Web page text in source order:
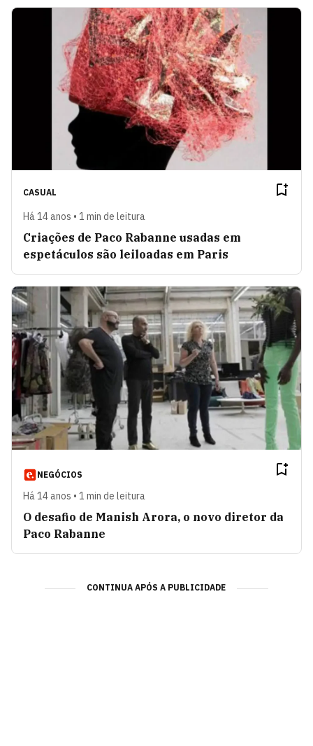
CASUAL
Há 14 anos • 1 min de leitura
Criações de Paco Rabanne usadas em
espetáculos são leiloadas em Paris
NEGÓCIOS
Há 14 anos • 1 min de leitura
O desafio de Manish Arora, o novo diretor da
Paco Rabanne
CONTINUA APÓS A PUBLICIDADE